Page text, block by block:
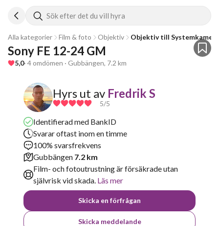
Sök efter det du vill hyra
Alla kategorier Film & foto Objektiv Objektiv till
Sony FE 12-24 GM
5,0· 4 omdömen · Gubbängen, 7.2 km
Hyrs ut av Fredrik S
5/5
Identifierad med BankID
Svarar oftast inom en timme
100% svarsfrekvens
Gubbängen 7.2 km
Film- och fotoutrustning är försäkrade utan
självrisk vid skada. Läs mer
Skicka en förfrågan
Skicka meddelande